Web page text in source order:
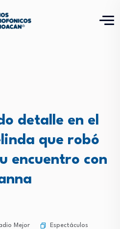
detalle en el
que robó
encuentro con
Mejor
Espectáculos